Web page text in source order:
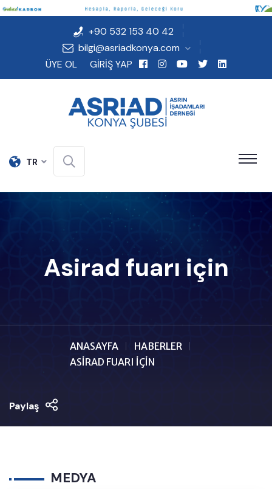
+90 532 153 40 42
bilgi@asriadkonya.com
ÜYE OL
GİRİŞ YAP
TR
Asirad fuarı için
ANASAYFA
HABERLER
ASİRAD FUARI İÇİN
Paylaş
MEDYA